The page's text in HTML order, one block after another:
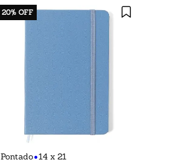
20% OFF
Pontado•14 x 21